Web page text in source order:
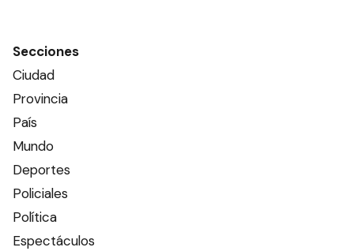
Secciones
Ciudad
Provincia
País
Mundo
Deportes
Policiales
Política
Espectáculos